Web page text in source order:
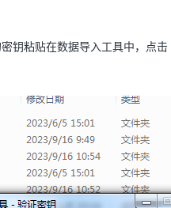
钥粘贴在数据导入工具中，点击